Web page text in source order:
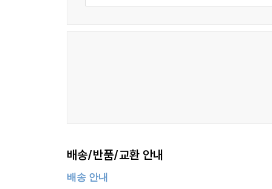
배송/반품/교환 안내
배송 안내